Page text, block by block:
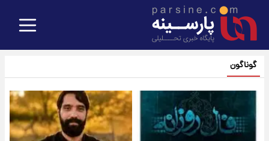
گوناگون